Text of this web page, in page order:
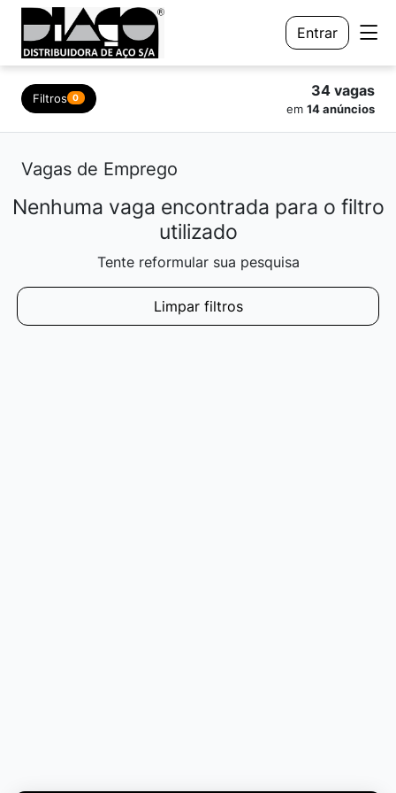
Entrar
Filtros 0 34 vagas
em 14 anúncios
Vagas de Emprego
Nenhuma vaga encontrada para o filtro
utilizado
Tente reformular sua pesquisa
Limpar filtros